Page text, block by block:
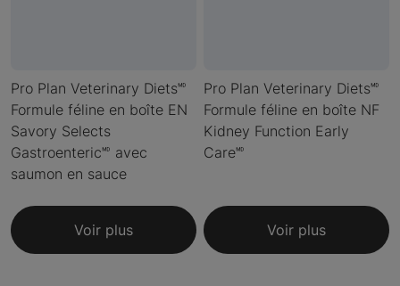
Pro Plan Veterinary Diets🅫
Formule féline en boîte EN
Savory Selects
Gastroenteric🅫 avec
saumon en sauce
Voir plus
Pro Plan Veterinary Diets🅫
Formule féline en boîte NF
Kidney Function Early
Care🅫
Voir plus